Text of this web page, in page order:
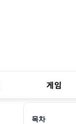
게임
목차